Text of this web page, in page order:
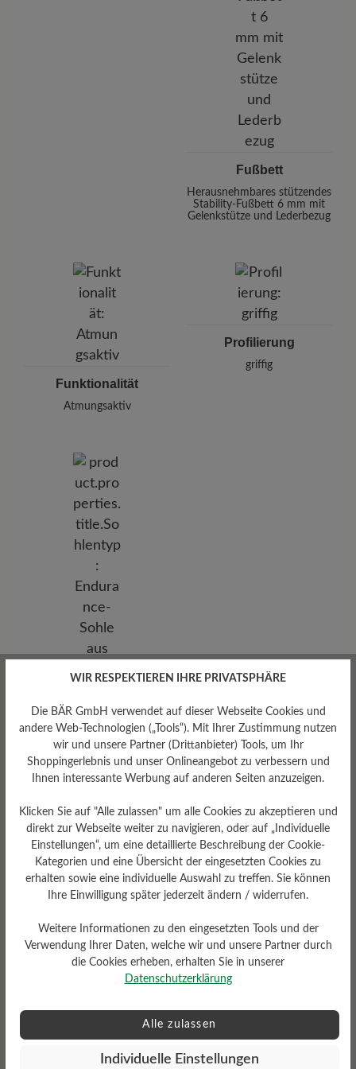
Fußbett
Herausnehmbares stützendes
Stability-Fußbett 6 mm mit
Gelenkstütze und Lederbezug
Funktionalität
Atmungsaktiv
Profilierung
griffig
Sohlentyp
Endurance-Sohle aus PU-
Bewertungen lesen
2 von 2 Bewertungen
Average rating of 4 out of 5 stars
4 von 5 Sternen
WIR RESPEKTIEREN IHRE PRIVATSPHÄRE
Die BÄR GmbH verwendet auf dieser Webseite Cookies und
andere Web-Technologien („Tools“). Mit Ihrer Zustimmung nutzen
wir und unsere Partner (Drittanbieter) Tools, um Ihr
Shoppingerlebnis und unser Onlineangebot zu verbessern und
Ihnen interessante Werbung auf anderen Seiten anzuzeigen.
Klicken Sie auf "Alle zulassen" um alle Cookies zu akzeptieren und
direkt zur Webseite weiter zu navigieren, oder auf „Individuelle
Einstellungen“, um eine detaillierte Beschreibung der Cookie-
Kategorien und eine Übersicht der eingesetzten Cookies zu
erhalten sowie eine individuelle Auswahl zu treffen. Sie können
Ihre Einwilligung später jederzeit ändern / widerrufen.
Weitere Informationen zu den eingesetzten Tools und der
Verwendung Ihrer Daten, welche wir und unsere Partner durch
die Cookies erheben, erhalten Sie in unserer
Datenschutzerklärung
Alle zulassen
Individuelle Einstellungen